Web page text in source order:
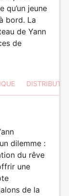
qu’un jeune
bord. La
de Yann
de
dilemme :
du rêve
une
de la